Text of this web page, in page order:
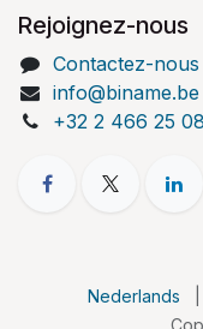
Rejoignez-nous
Contactez-nous
info@biname.be
+32 2 466 25 08
Nederlands